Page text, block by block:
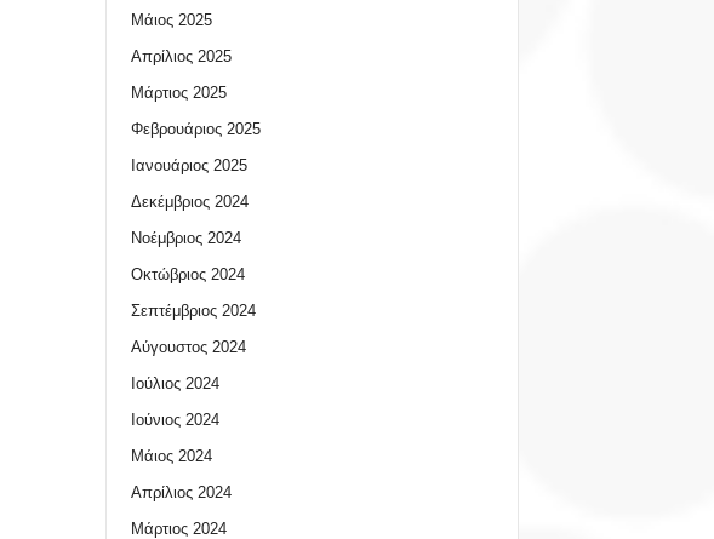
Μάιος 2025
Απρίλιος 2025
Μάρτιος 2025
Φεβρουάριος 2025
Ιανουάριος 2025
Δεκέμβριος 2024
Νοέμβριος 2024
Οκτώβριος 2024
Σεπτέμβριος 2024
Αύγουστος 2024
Ιούλιος 2024
Ιούνιος 2024
Μάιος 2024
Απρίλιος 2024
Μάρτιος 2024